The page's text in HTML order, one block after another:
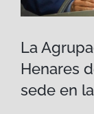
La
Henares
sede en